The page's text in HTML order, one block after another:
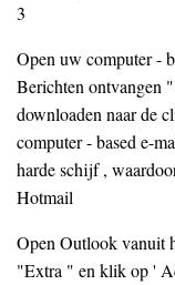
3
Open uw computer -
Berichten ontvangen
downloaden naar de
computer - based e-
harde schijf ,
Hotmail
Open Outlook vanuit
"Extra " en klik op '